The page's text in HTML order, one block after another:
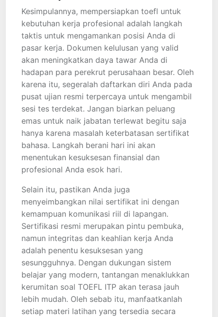
Kesimpulannya, mempersiapkan toefl untuk
kebutuhan kerja profesional adalah langkah
taktis untuk mengamankan posisi Anda di
pasar kerja. Dokumen kelulusan yang valid
akan meningkatkan daya tawar Anda di
hadapan para perekrut perusahaan besar. Oleh
karena itu, segeralah daftarkan diri Anda pada
pusat ujian resmi terpercaya untuk mengambil
sesi tes terdekat. Jangan biarkan peluang
emas untuk naik jabatan terlewat begitu saja
hanya karena masalah keterbatasan sertifikat
bahasa. Langkah berani hari ini akan
menentukan kesuksesan finansial dan
profesional Anda esok hari.
Selain itu, pastikan Anda juga
menyeimbangkan nilai sertifikat ini dengan
kemampuan komunikasi riil di lapangan.
Sertifikasi resmi merupakan pintu pembuka,
namun integritas dan keahlian kerja Anda
adalah penentu kesuksesan yang
sesungguhnya. Dengan dukungan sistem
belajar yang modern, tantangan menaklukkan
kerumitan soal TOEFL ITP akan terasa jauh
lebih mudah. Oleh sebab itu, manfaatkanlah
setiap materi latihan yang tersedia secara